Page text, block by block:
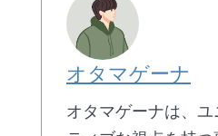
オタマゲーナ
オタマゲーナは、